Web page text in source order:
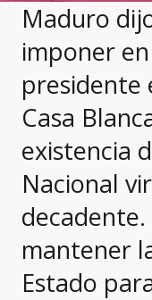
Maduro
imponer
presidente
Casa
existencia
Nacional
mantener
Estado